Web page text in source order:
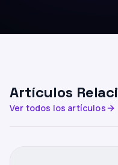
Artículos
Ver todos los artículos